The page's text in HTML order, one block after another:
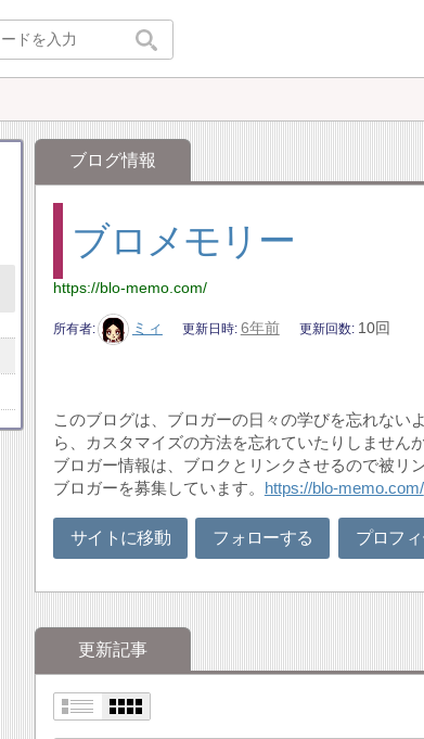
ブログ情報
ブロメモリー
https://blo-memo.com/
所有者 ミィ 更新日時 6年前 更新回数 10回
このブログは、ブロガーの日々の学びを忘れない
ら、カスタマイズの方法を忘れていたりしません
ブロガー情報は、ブロクとリンクさせるので被
ブロガーを募集しています。 https://blo-memo.com/
サイトに移動 フォローする プロフ
更新記事